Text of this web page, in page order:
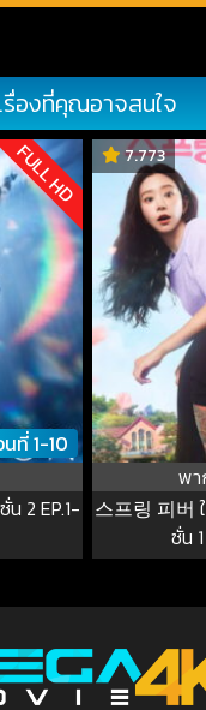
รื่องที่คุณอาจสนใจ
FULL HD
ที่ 1-10
2 EP.1-
7.773
พา
스프링 피버
ซั่น